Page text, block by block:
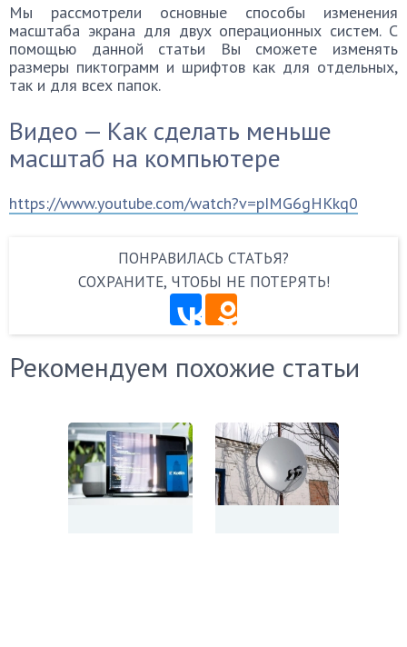
Мы рассмотрели основные способы изменения
масштаба экрана для двух операционных систем. С
помощью данной статьи Вы сможете изменять
размеры пиктограмм и шрифтов как для отдельных,
так и для всех папок.
Видео — Как сделать меньше
масштаб на компьютере
https://www.youtube.com/watch?v=pIMG6gHKkq0
ПОНРАВИЛАСЬ СТАТЬЯ?
СОХРАНИТЕ, ЧТОБЫ НЕ ПОТЕРЯТЬ!
Рекомендуем похожие статьи